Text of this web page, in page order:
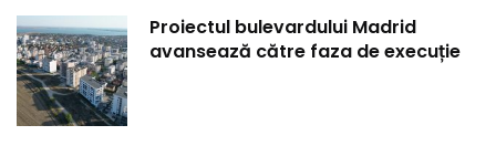
Proiectul bulevardului Madrid
avansează către faza de execuție